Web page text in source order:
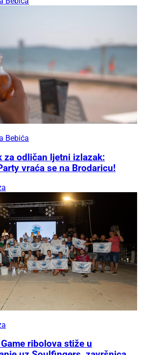
Bebića
za odličan ljetni izlazak:
vraća se na Brodaricu!
ribolova stiže u